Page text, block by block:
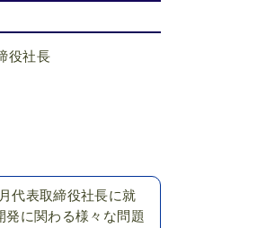
役社長
代表取締役社長に就
に関わる様々な問題